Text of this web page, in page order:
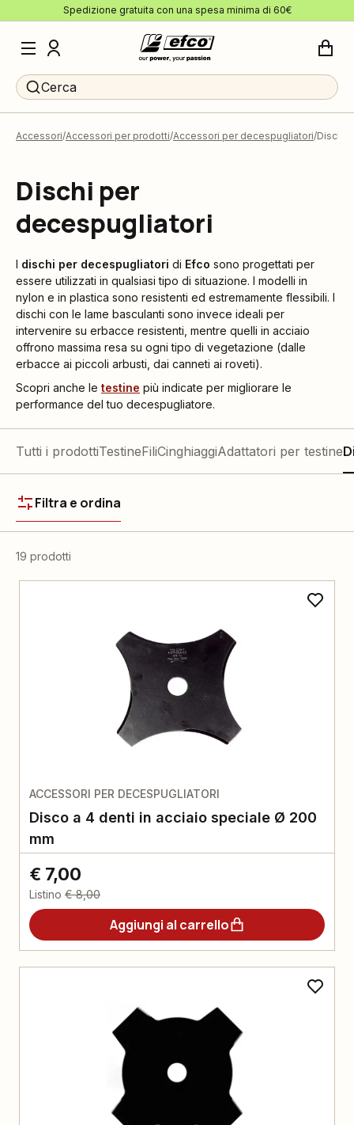
Spedizione gratuita con una spesa minima di 60€
Cerca
Accessori Accessori per prodotti Accessori per decespugliatori Dischi
Dischi per
decespugliatori
I dischi per decespugliatori di Efco sono progettati per
essere utilizzati in qualsiasi tipo di situazione. I modelli in
nylon e in plastica sono resistenti ed estremamente flessibili. I
dischi con le lame basculanti sono invece ideali per
intervenire su erbacce resistenti, mentre quelli in acciaio
offrono massima resa su ogni tipo di vegetazione (dalle
erbacce ai piccoli arbusti, dai canneti ai roveti).
Scopri anche le testine più indicate per migliorare le
performance del tuo decespugliatore.
Tutti i prodottiTestineFiliCinghiaggiAdattatori per testine
Filtra e ordina
19 prodotti
ACCESSORI PER DECESPUGLIATORI
Disco a 4 denti in acciaio speciale Ø 200
mm
€ 7,00
Listino € 8,00
Aggiungi al carrello